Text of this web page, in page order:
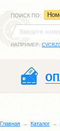
ПОИСК ПО:
НАПРИМЕР:
Главная Каталог